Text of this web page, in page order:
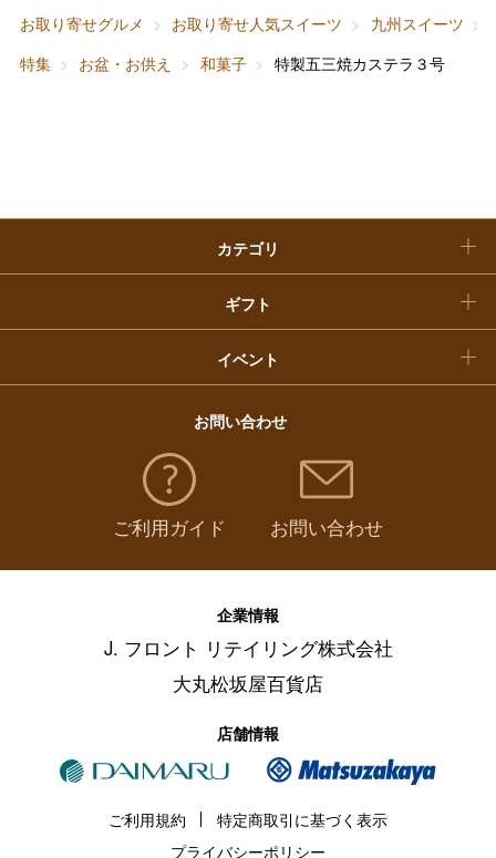
お取り寄せグルメ
お取り寄せ人気スイーツ 九州スイーツ
特集
お盆・お供え 和菓子 特製五三焼カステラ３号
カテゴリ
ベビー＆キッズ
ギフト
お香典返し
快気祝い
イベント
敬老の日
福袋
お問い合わせ
ご利用ガイド お問い合わせ
企業情報
J. フロント リテイリング株式会社
大丸松坂屋百貨店
店舗情報
ご利用規約
特定商取引に基づく表示
プライバシーポリシー